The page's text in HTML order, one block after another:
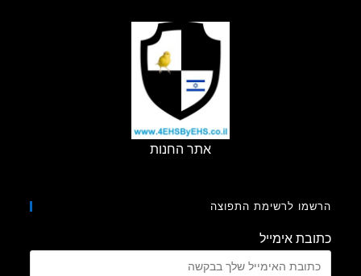
אתר החנות
לרשימת התפוצה
אימייל